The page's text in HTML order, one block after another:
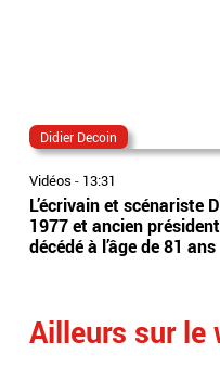
Didier Decoin
Vidéos - 13:31
L’écrivain et scénariste
1977 et ancien
décédé à l’âge de 81 ans
Ailleurs sur le